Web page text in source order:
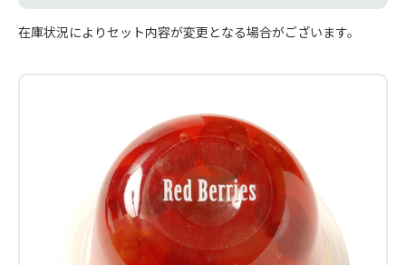
在庫状況によりセット内容が変更となる場合がございます。